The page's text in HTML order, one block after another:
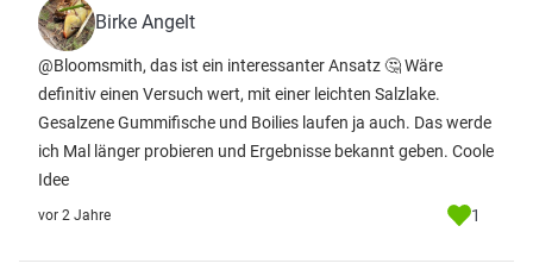
Birke Angelt
@Bloomsmith, das ist ein interessanter Ansatz 🤔 Wäre
definitiv einen Versuch wert, mit einer leichten Salzlake.
Gesalzene Gummifische und Boilies laufen ja auch. Das werde
ich Mal länger probieren und Ergebnisse bekannt geben. Coole
Idee
vor 2 Jahre 1